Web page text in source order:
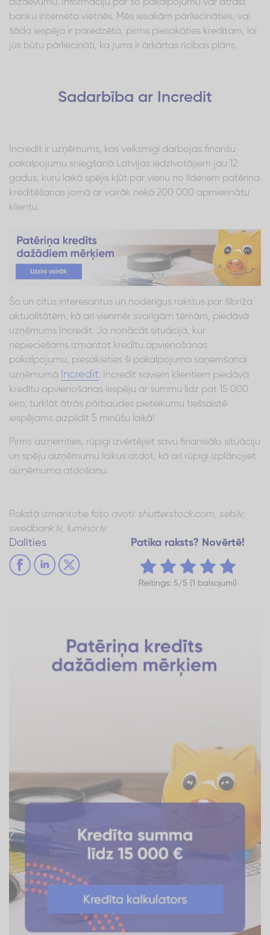
aizdevumu. Informāciju par šo pakalpojumu var atrast
banku interneta vietnēs. Mēs iesakām pārliecināties, vai
šāda iespēja ir paredzēta, pirms piesakāties kredītam, lai
jūs būtu pārliecināti, ka jums ir ārkārtas rīcības plāns.
Sadarbība ar Incredit
Incredit ir uzņēmums, kas veiksmīgi darbojas finanšu
pakalpojumu sniegšanā Latvijas iedzīvotājiem jau 12
gadus, kuru laikā spējis kļūt par vienu no līderiem patēriņa
kreditēšanas jomā ar vairāk nekā 200 000 apmierinātu
klientu.
Šo un citus interesantus un noderīgus rakstus par šībrīža
aktualitātēm, kā arī vienmēr svarīgām tēmām, piedāvā
uzņēmums Incredit. Ja nonācāt situācijā, kur
nepieciešams izmantot kredītu apvienošanas
pakalpojumu, piesakieties šī pakalpojuma saņemšanai
uzņēmumā
Incredit. Incredit saviem klientiem piedāvā
kredītu apvienošanas iespēju ar summu līdz pat 15 000
eiro, turklāt ātrās pārbaudes pieteikumu tiešsaistē
iespējams aizpildīt 5 minūšu laikā!
Pirms aizņemties, rūpīgi izvērtējiet savu finansiālo situāciju
un spēju aizņēmumu laikus atdot, kā arī rūpīgi izplānojiet
aizņēmuma atdošanu.
Rakstā izmantotie foto avoti: shutterstock.com, seb.lv,
swedbank.lv, luminor.lv
Dalīties Patika raksts? Novērtē!
Reitings: 5/5 (1 balsojumi)